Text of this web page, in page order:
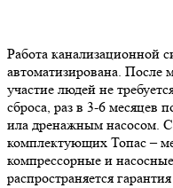
Работа канализационной
автоматизирована. После
участие людей не
сброса, раз в 3-6 месяцев
ила дренажным насосом.
комплектующих Топас –
компрессорные и
распространяется